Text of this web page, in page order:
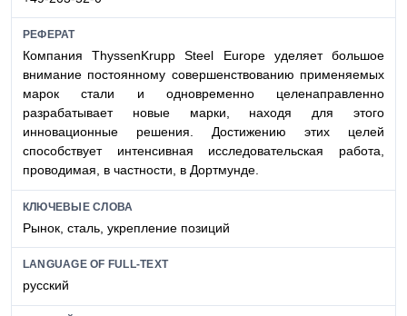
РЕФЕРАТ
Компания ThyssenKrupp Steel Europe уделяет большое
внимание постоянному совершенствованию применяемых
марок стали и одновременно целенаправленно
разрабатывает новые марки, находя для этого
инновационные решения. Достижению этих целей
способствует интенсивная исследовательская работа,
проводимая, в частности, в Дортмунде.
КЛЮЧЕВЫЕ СЛОВА
Рынок, сталь, укрепление позиций
LANGUAGE OF FULL-TEXT
русский